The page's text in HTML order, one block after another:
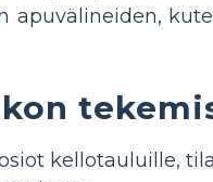
apuvälineiden,
kellotauluille,